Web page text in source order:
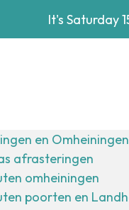
It's Saturday
en Omheiningen
afrasteringen
omheiningen
poorten en